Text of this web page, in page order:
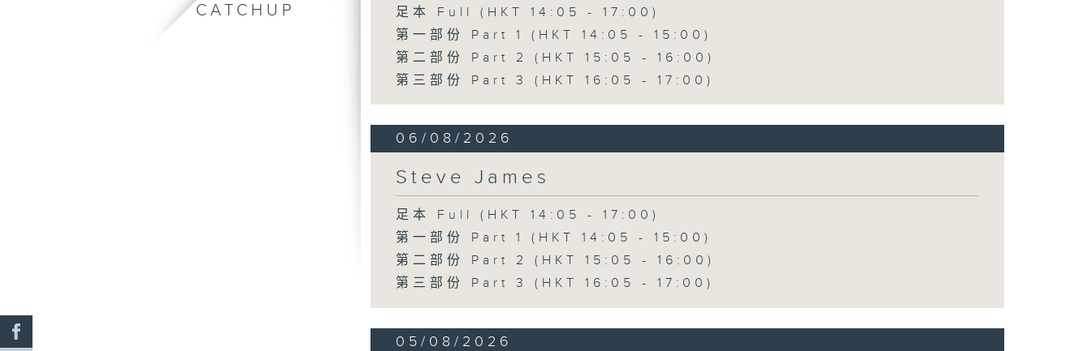
CATCHUP
足本 Full (HKT 14:05 - 17:00)
第一部份 Part 1 (HKT 14:05 - 15:00)
第二部份 Part 2 (HKT 15:05 - 16:00)
第三部份 Part 3 (HKT 16:05 - 17:00)
06/08/2026
Steve James
足本 Full (HKT 14:05 - 17:00)
第一部份 Part 1 (HKT 14:05 - 15:00)
第二部份 Part 2 (HKT 15:05 - 16:00)
第三部份 Part 3 (HKT 16:05 - 17:00)
05/08/2026